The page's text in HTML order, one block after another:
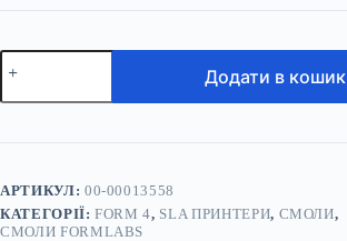
Formlabs
Grey
кількість
Додати в кошик
АРТИКУЛ: 00-00013558
КАТЕГОРІЇ:FORM 4, SLA ПРИНТЕРИ, СМОЛИ,
СМОЛИ FORMLABS